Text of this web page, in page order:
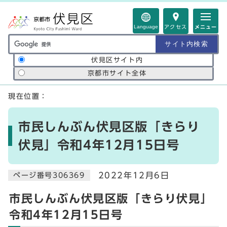
Language アクセス メニュー
サイト内検索の範囲
伏見区サイト内
京都市サイト全体
ここから本文です
現在位置：
市民しんぶん伏見区版「きらり
伏見」令和4年12月15日号
ページ番号306369 2022年12月6日
市民しんぶん伏見区版「きらり伏見」
令和4年12月15日号